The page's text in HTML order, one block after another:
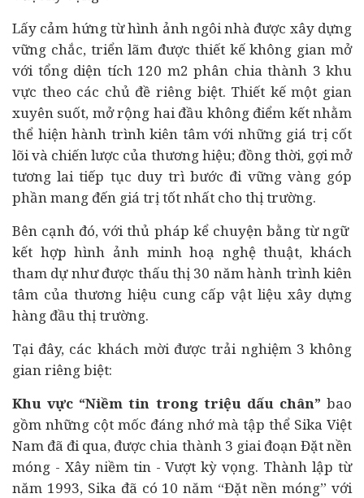
Lấy cảm hứng từ hình ảnh ngôi nhà được xây dựng
vững chắc, triển lãm được thiết kế không gian mở
với tổng diện tích 120 m2 phân chia thành 3 khu
vực theo các chủ đề riêng biệt. Thiết kế một gian
xuyên suốt, mở rộng hai đầu không điểm kết nhằm
thể hiện hành trình kiên tâm với những giá trị cốt
lõi và chiến lược của thương hiệu; đồng thời, gợi mở
tương lai tiếp tục duy trì bước đi vững vàng góp
phần mang đến giá trị tốt nhất cho thị trường.
Bên cạnh đó, với thủ pháp kể chuyện bằng từ ngữ
kết hợp hình ảnh minh hoạ nghệ thuật, khách
tham dự như được thấu thị 30 năm hành trình kiên
tâm của thương hiệu cung cấp vật liệu xây dựng
hàng đầu thị trường.
Tại đây, các khách mời được trải nghiệm 3 không
gian riêng biệt:
Khu vực “Niềm tin trong triệu dấu chân” bao
gồm những cột mốc đáng nhớ mà tập thể Sika Việt
Nam đã đi qua, được chia thành 3 giai đoạn Đặt nền
móng - Xây niềm tin - Vượt kỳ vọng. Thành lập từ
năm 1993, Sika đã có 10 năm “Đặt nền móng” với